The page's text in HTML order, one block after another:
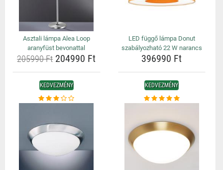
Asztali lámpa Alea Loop
aranyfüst bevonattal
205990 Ft204990 Ft
LED függő lámpa Donut
szabályozható 22 W narancs
396990 Ft
KEDVEZMÉNY KEDVEZMÉNY